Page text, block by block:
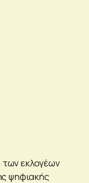
εκλογέων
ψηφιακής